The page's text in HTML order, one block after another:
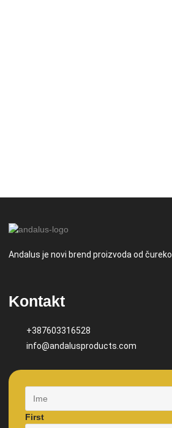
Andalus je novi brend proizvoda od
Kontakt
+387603316528
info@andalusproducts.com
First